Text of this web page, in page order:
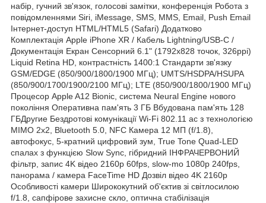
набір, гучний зв'язок, голосові замітки, конференція Робота з
повідомленнями Siri, iMessage, SMS, MMS, Email, Push Email
Інтернет-доступ HTML/HTML5 (Safari) Додатково
Комплектація Apple iPhone XR / Кабель Lightning/USB-C /
Документація Екран Сенсорний 6.1" (1792x828 точок, 326ppi)
Liquid Retina HD, контрастність 1400:1 Стандарти зв'язку
GSM/EDGE (850/900/1800/1900 МГц); UMTS/HSDPA/HSUPA
(850/900/1700/1900/2100 МГц); LTE (850/900/1800/1900 МГц)
Процесор Apple A12 Bionic, система Neural Engine нового
покоління Оперативна пам'ять 3 ГБ Вбудована пам'ять 128
ГБДругие Бездротові комунікації Wi‑Fi 802.11 ac з технологією
MIMO 2x2, Bluetooth 5.0, NFC Камера 12 МП (f/1.8),
автофокус, 5-кратний цифровий зум, True Tone Quad-LED
спалах з функцією Slow Sync, гібридний ІНФРАЧЕРВОНИЙ
фільтр, запис 4K відео 2160p 60fps, slow-mo 1080р 240fps,
панорама / камера FaceTime HD Дозвіл відео 4K 2160p
Особливості камери Ширококутний об'єктив зі світлосилою
f/1.8, сапфірове захисне скло, оптична стабілізація